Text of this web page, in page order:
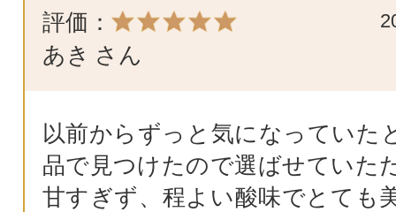
評価：
あき さん
以前からずっと気になっていた
品で見つけたので選ばせていた
甘すぎず、程よい酸味でとても